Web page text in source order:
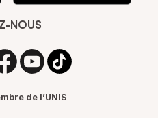
NOUS
de l’UNIS